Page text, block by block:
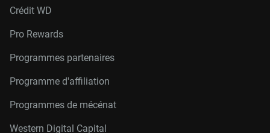
Crédit WD
Pro Rewards
Programmes partenaires
Programme d'affiliation
Programmes de mécénat
Western Digital Capital